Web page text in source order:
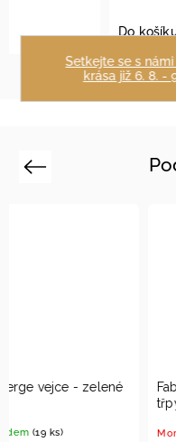
Setkejte se s
krása již 6. 8. -
Previous
Faberge vejce se
třpytivým posypem -
Momentálně vyprodáno